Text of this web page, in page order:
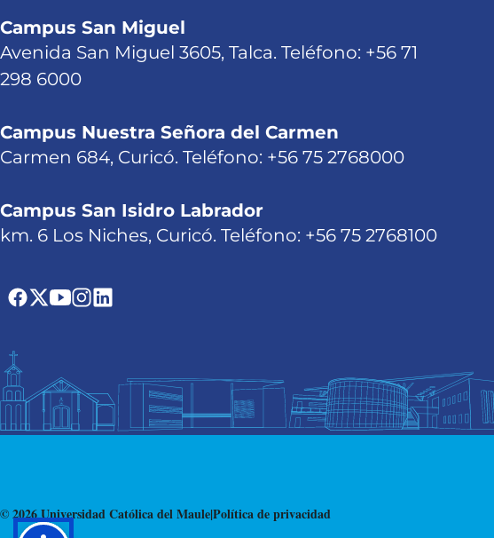
Campus San Miguel
Avenida San Miguel 3605, Talca. Teléfono: +56 71
298 6000
Campus Nuestra Señora del Carmen
Carmen 684, Curicó. Teléfono: +56 75 2768000
Campus San Isidro Labrador
km. 6 Los Niches, Curicó. Teléfono: +56 75 2768100
© 2026 Universidad Católica del Maule|Política de privacidad